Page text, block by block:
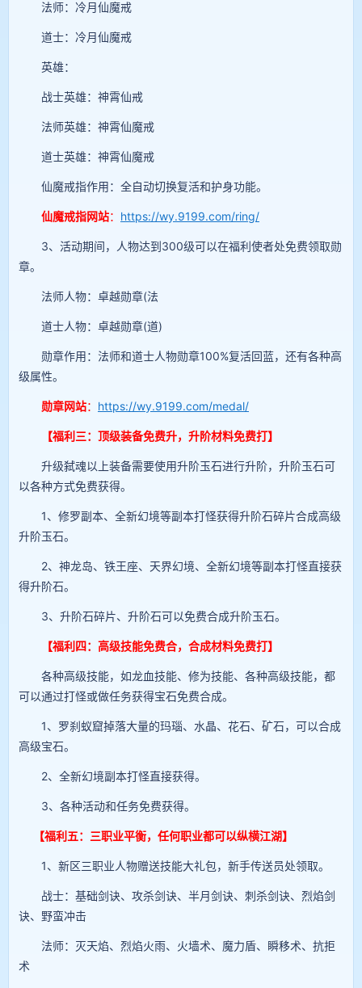
法师：冷月仙魔戒
道士：冷月仙魔戒
英雄：
战士英雄：神霄仙戒
法师英雄：神霄仙魔戒
道士英雄：神霄仙魔戒
仙魔戒指作用：全自动切换复活和护身功能。
仙魔戒指网站： https://wy.9199.com/ring/
3、活动期间，人物达到300级可以在福利使者处免费领取勋
章。
法师人物：卓越勋章(法
道士人物：卓越勋章(道)
勋章作用：法师和道士人物勋章100%复活回蓝，还有各种高
级属性。
勋章网站： https://wy.9199.com/medal/
【福利三：顶级装备免费升，升阶材料免费打】
升级弑魂以上装备需要使用升阶玉石进行升阶，升阶玉石可
以各种方式免费获得。
1、修罗副本、全新幻境等副本打怪获得升阶石碎片合成高级
升阶玉石。
2、神龙岛、铁王座、天界幻境、全新幻境等副本打怪直接获
得升阶石。
3、升阶石碎片、升阶石可以免费合成升阶玉石。
【福利四：高级技能免费合，合成材料免费打】
各种高级技能，如龙血技能、修为技能、各种高级技能，都
可以通过打怪或做任务获得宝石免费合成。
1、罗刹蚁窟掉落大量的玛瑙、水晶、花石、矿石，可以合成
高级宝石。
2、全新幻境副本打怪直接获得。
3、各种活动和任务免费获得。
【福利五：三职业平衡，任何职业都可以纵横江湖】
1、新区三职业人物赠送技能大礼包，新手传送员处领取。
战士：基础剑诀、攻杀剑诀、半月剑诀、刺杀剑诀、烈焰剑
诀、野蛮冲击
法师：灭天焰、烈焰火雨、火墙术、魔力盾、瞬移术、抗拒
术